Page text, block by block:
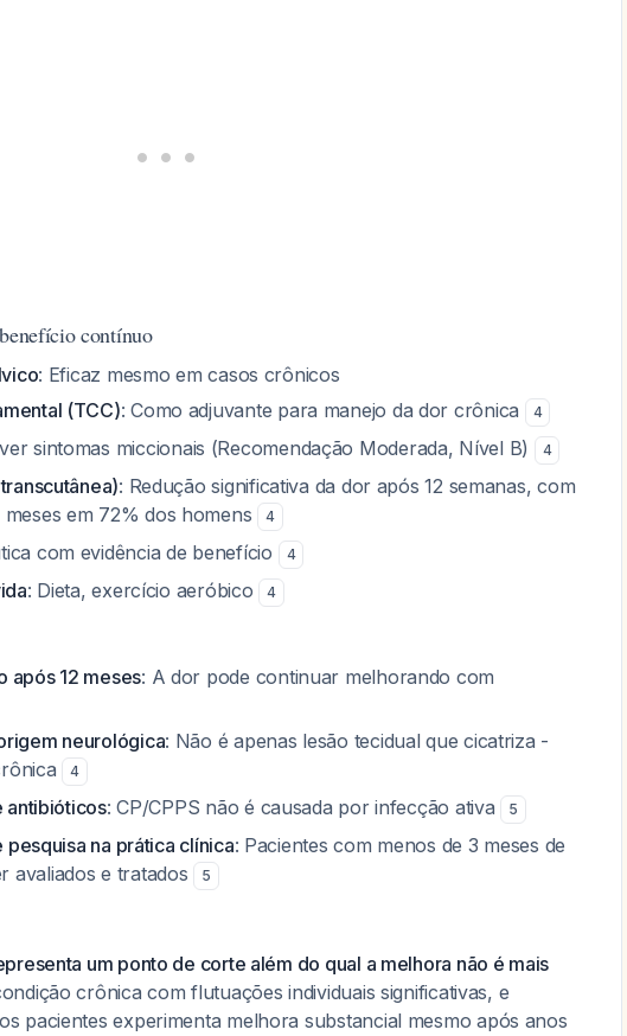
contínuo
: Eficaz mesmo em casos crônicos
(TCC): Como adjuvante para manejo da dor crônica 4
sintomas miccionais (Recomendação Moderada, Nível B) 4
: Redução significativa da dor após 12 semanas, com
em 72% dos homens
4
com evidência de benefício 4
: Dieta, exercício aeróbico 4
após 12 meses: A dor pode continuar melhorando com
neurológica: Não é apenas lesão tecidual que cicatriza -
4
antibióticos: CP/CPPS não é causada por infecção ativa 5
na prática clínica: Pacientes com menos de 3 meses de
avaliados e tratados
5
um ponto de corte além do qual a melhora não é mais
crônica com flutuações individuais significativas, e
pacientes experimenta melhora substancial mesmo após anos